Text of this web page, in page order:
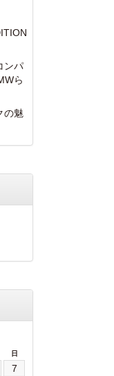
ンパ
ら
の魅
日
7